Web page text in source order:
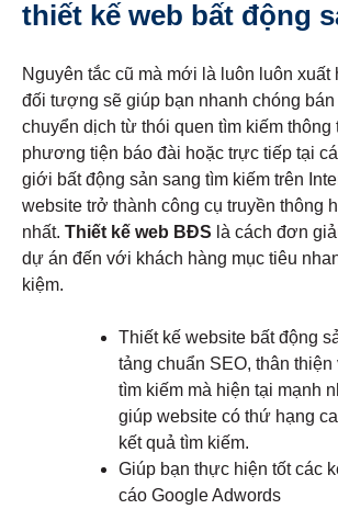
thiết kế web bất động
Nguyên tắc cũ mà mới là luôn luôn xuất
đối tượng sẽ giúp bạn nhanh chóng
chuyển dịch từ thói quen tìm kiếm thông
phương tiện báo đài hoặc trực tiếp tại
giới bất động sản sang tìm kiếm trên
website trở thành công cụ truyền thông
nhất. Thiết kế web BĐS là cách đơn
dự án đến với khách hàng mục tiêu
kiệm.
Thiết kế website bất động
tảng chuẩn SEO, thân
tìm kiếm mà hiện tại mạnh
giúp website có thứ hạng
kết quả tìm kiếm.
Giúp bạn thực hiện tốt các
cáo Google Adwords